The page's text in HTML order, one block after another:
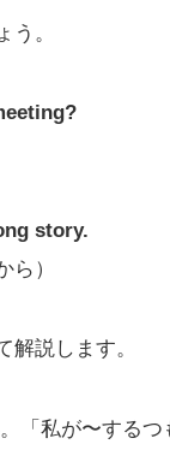
う。
story.
ら）
解説します。
「私が〜するつ